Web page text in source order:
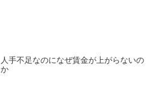
人手不足なのになぜ賃金が上がらないの
か